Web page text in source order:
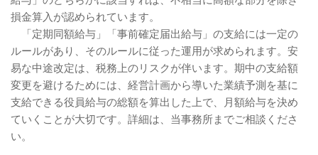
損金算入が認められています。
「定期同額給与」「事前確定届出給与」の支給には一定の
ルールがあり、そのルールに従った運用が求められます。安
易な中途改定は、税務上のリスクが伴います。期中の支給額
変更を避けるためには、経営計画から導いた業績予測を基に
支給できる役員給与の総額を算出した上で、月額給与を決め
ていくことが大切です。詳細は、当事務所までご相談くださ
い。